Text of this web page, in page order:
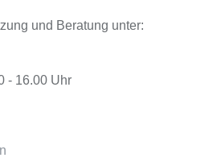
und Beratung unter:
- 16.00 Uhr